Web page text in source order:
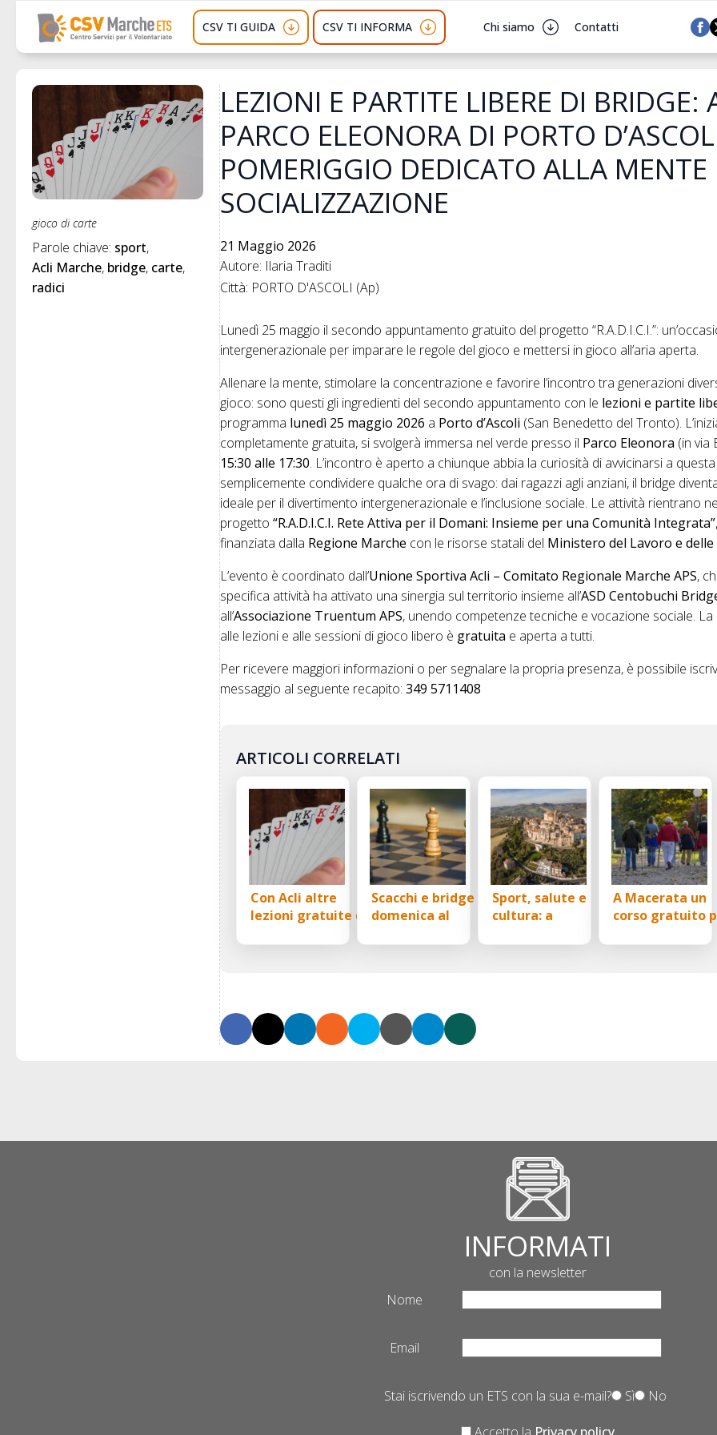
CSV TI GUIDA CSV TI INFORMA Chi siamo Contatti
gioco di carte
Parole chiave: sport
Acli Marche bridge carte
radici
LEZIONI E PARTITE LIBERE DI BRIDGE:
PARCO ELEONORA DI PORTO
POMERIGGIO DEDICATO ALLA MENTE
SOCIALIZZAZIONE
21 Maggio 2026
Autore: Ilaria Traditi
Città: PORTO D'ASCOLI (Ap)
Lunedì 25 maggio il secondo appuntamento gratuito del progetto “R.A.D.I.C.I.”:
intergenerazionale per imparare le regole del gioco e mettersi in gioco all’aria aperta.
Allenare la mente, stimolare la concentrazione e favorire l’incontro tra generazioni
gioco: sono questi gli ingredienti del secondo appuntamento con le lezioni e partite
programma lunedì 25 maggio 2026 a Porto d’Ascoli (San Benedetto del Tronto).
completamente gratuita, si svolgerà immersa nel verde presso il Parco Eleonora (in via
15:30 alle 17:30. L’incontro è aperto a chiunque abbia la curiosità di avvicinarsi a
semplicemente condividere qualche ora di svago: dai ragazzi agli anziani, il bridge
ideale per il divertimento intergenerazionale e l’inclusione sociale. Le attività rientrano
progetto“R.A.D.I.C.I. Rete Attiva per il Domani: Insieme per una Comunità Integrata”
finanziata dalla Regione Marche con le risorse statali del Ministero del Lavoro e
L’evento è coordinato dall’Unione Sportiva Acli – Comitato Regionale Marche APS,
specifica attività ha attivato una sinergia sul territorio insieme all’ASD Centobuchi
all’Associazione Truentum APS, unendo competenze tecniche e vocazione sociale.
alle lezioni e alle sessioni di gioco libero è gratuita e aperta a tutti.
Per ricevere maggiori informazioni o per segnalare la propria presenza, è possibile
messaggio al seguente recapito:349 5711408
ARTICOLI CORRELATI
Con Acli altre
lezioni gratuite di
Scacchi e bridge
domenica al
Benedetto del
Tronto
Sport, salute e
cultura: a
A Macerata un
corso gratuito
INFORMATI
con la newsletter
Nome
Email
Stai iscrivendo un ETS con la sua e-mail? Sì No